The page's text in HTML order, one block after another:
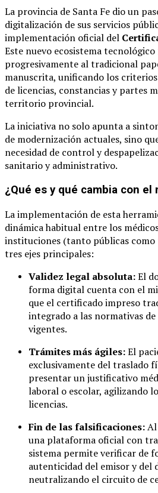
La provincia de Santa Fe dio un
digitalización de sus servicios
implementación oficial del
Este nuevo ecosistema
progresivamente al tradicional
manuscrita, unificando los
de licencias, constancias y partes
territorio provincial.
La iniciativa no solo apunta a
de modernización actuales, sino
necesidad de control y
sanitario y administrativo.
¿Qué es y qué cambia con el
La implementación de esta
dinámica habitual entre los
instituciones (tanto públicas como
tres ejes principales:
Validez legal absoluta:El
forma digital cuenta con el
que el certificado impreso
integrado a las normativas
vigentes.
Trámites más ágiles:El
exclusivamente del traslado
presentar un justificativo
laboral o escolar, agilizando
licencias.
Fin de las falsificaciones:
una plataforma oficial con
sistema permite verificar de
autenticidad del emisor y del
neutralizando el circuito de